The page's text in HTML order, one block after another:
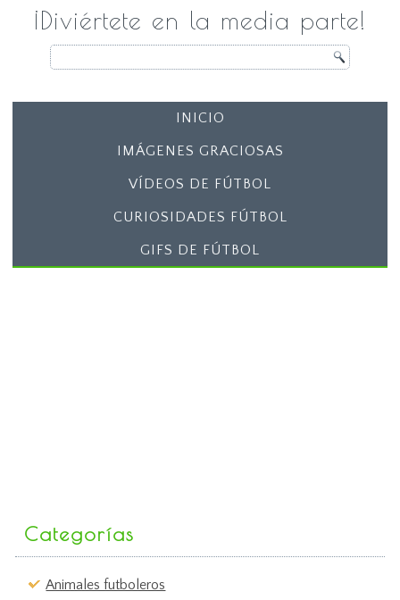
¡Diviértete en la media parte!
INICIO
IMÁGENES GRACIOSAS
VÍDEOS DE FÚTBOL
CURIOSIDADES FÚTBOL
GIFS DE FÚTBOL
Categorías
Animales futboleros